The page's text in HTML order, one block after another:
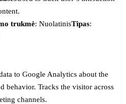
trukmė: NuolatinisTipas:
to Google Analytics about the
behavior. Tracks the visitor across
channels.